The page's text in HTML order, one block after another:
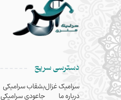
دسترسی سریع
سرامیک غزال
درباره ما
بشقاب سرامیکی
جاعودی سرامیکی